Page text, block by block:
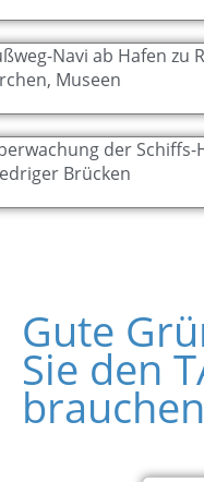
Navi ab Hafen zu
Museen
der
Brücken
Gute
Sie den
brauchen